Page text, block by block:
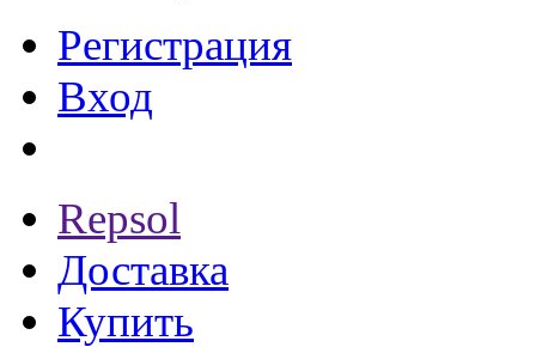
Регистрация
Вход
Repsol
Доставка
Купить